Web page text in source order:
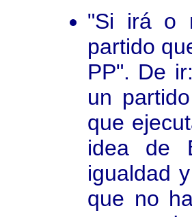
"Si irá o
partido
PP". De
un
que
idea de
igualdad
que no